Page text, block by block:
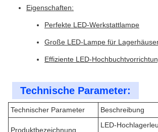
Eigenschaften:
Perfekte LED-Werkstattlampe
Große LED-Lampe für
Effiziente LED-
Technische Parameter:
Technischer Parameter Beschreibung
Produktbezeichnung
LED-